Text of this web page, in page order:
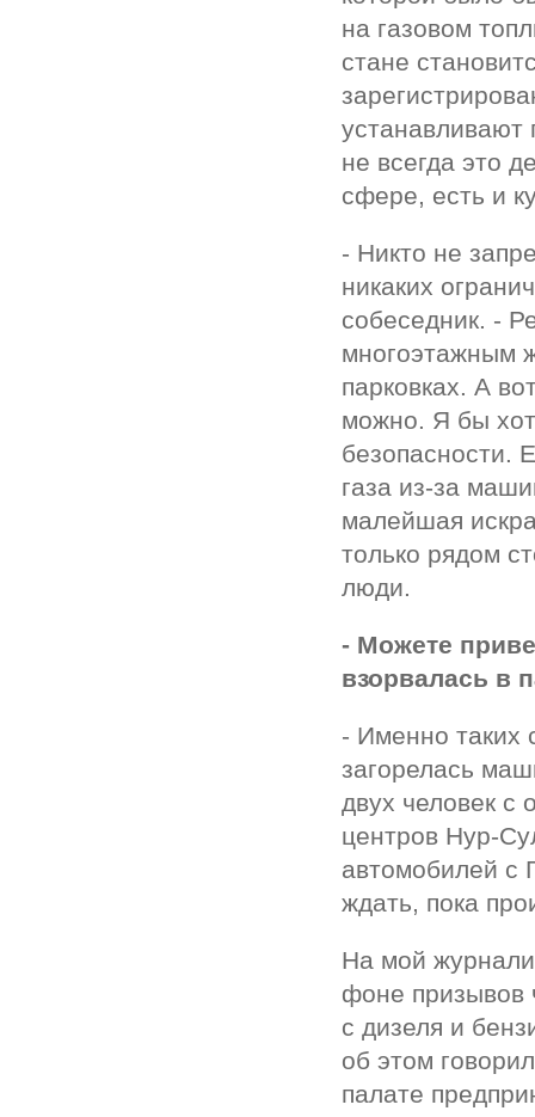
на газовом
стане
устанавливают
не всегда это
сфере, есть и
- Никто не
никаких
собеседник. -
многоэтажным
парковках. А
можно. Я бы
безопасности.
газа из-за
малейшая
только рядом
люди.
- Можете
взорвалась в
- Именно таких
загорелась
двух человек с
центров Нур-
автомобилей с
ждать, пока
На мой
фоне призывов
с дизеля и
об этом
палате